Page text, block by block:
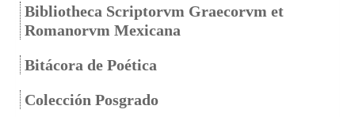
Bibliotheca Scriptorvm Graecorvm et
Romanorvm Mexicana
Bitácora de Poética
Colección Posgrado